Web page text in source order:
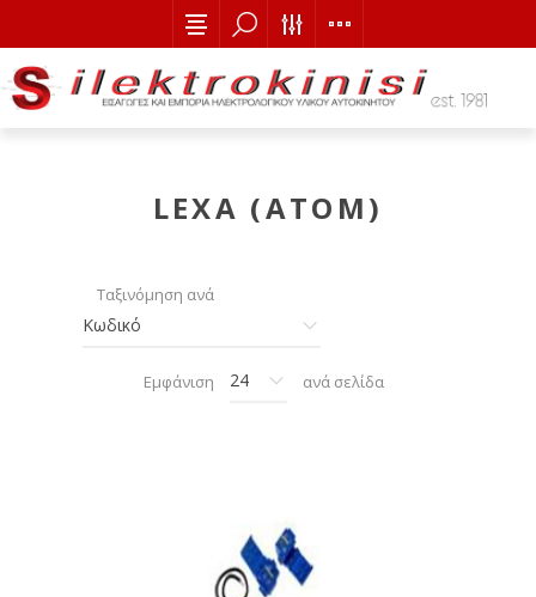
LEXA (ATOM)
Ταξινόμηση ανά
Εμφάνιση ανά σελίδα